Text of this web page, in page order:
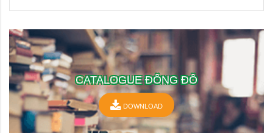
CATALOGUE ĐÔNG ĐÔ
DOWNLOAD